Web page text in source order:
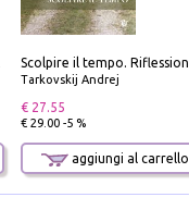
Tarkovskij Andrej
€ 27.55
€ 29.00 -5 %
aggiungi al carrello